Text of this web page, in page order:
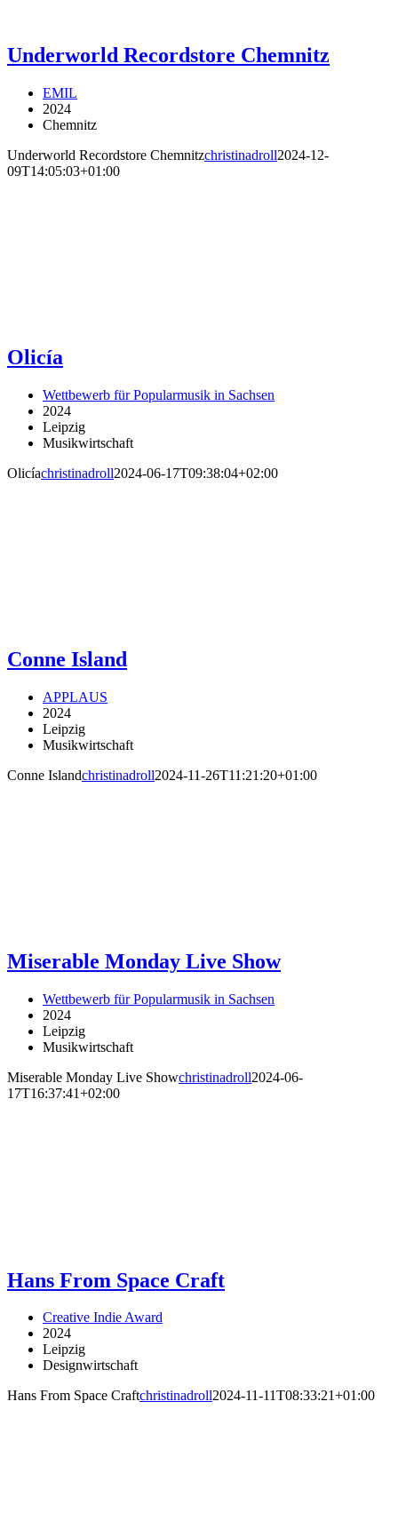
Underworld Recordstore Chemnitz
EMIL
2024
Chemnitz
Underworld Recordstore Chemnitzchristinadroll2024-12-
09T14:05:03+01:00
Olicía
Wettbewerb für Popularmusik in Sachsen
2024
Leipzig
Musikwirtschaft
Olicíachristinadroll2024-06-17T09:38:04+02:00
Conne Island
APPLAUS
2024
Leipzig
Musikwirtschaft
Conne Islandchristinadroll2024-11-26T11:21:20+01:00
Miserable Monday Live Show
Wettbewerb für Popularmusik in Sachsen
2024
Leipzig
Musikwirtschaft
Miserable Monday Live Showchristinadroll2024-06-
17T16:37:41+02:00
Hans From Space Craft
Creative Indie Award
2024
Leipzig
Designwirtschaft
Hans From Space Craftchristinadroll2024-11-11T08:33:21+01:00